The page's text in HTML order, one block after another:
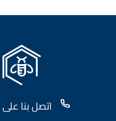
اتصل بنا على